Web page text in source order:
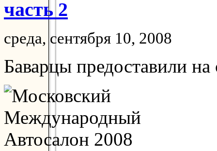
часть 2
среда, сентября 10, 2008
Баварцы предоставили